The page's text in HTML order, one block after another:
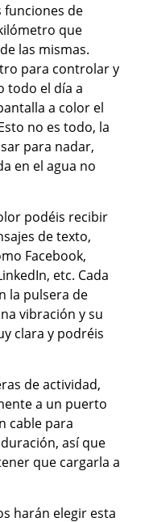
funciones de
que
las mismas.
para controlar y
todo el día a
a color el
no es todo, la
para nadar,
en el agua no
podéis recibir
de texto,
Facebook,
etc. Cada
la pulsera de
vibración y su
clara y podréis
de actividad,
a un puerto
cable para
así que
que cargarla a
harán elegir esta